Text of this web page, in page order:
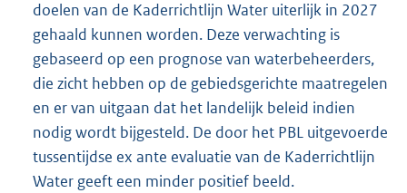
doelen van de Kaderrichtlijn Water uiterlijk in 2027
gehaald kunnen worden. Deze verwachting is
gebaseerd op een prognose van waterbeheerders,
die zicht hebben op de gebiedsgerichte maatregelen
en er van uitgaan dat het landelijk beleid indien
nodig wordt bijgesteld. De door het PBL uitgevoerde
tussentijdse ex ante evaluatie van de Kaderrichtlijn
Water geeft een minder positief beeld.